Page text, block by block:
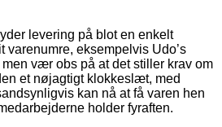
levering på blot en enkelt
varenumre, eksempelvis Udo’s
vær obs på at det stiller krav om
et nøjagtigt klokkeslæt, med
kan nå at få varen hen
holder fyraften.